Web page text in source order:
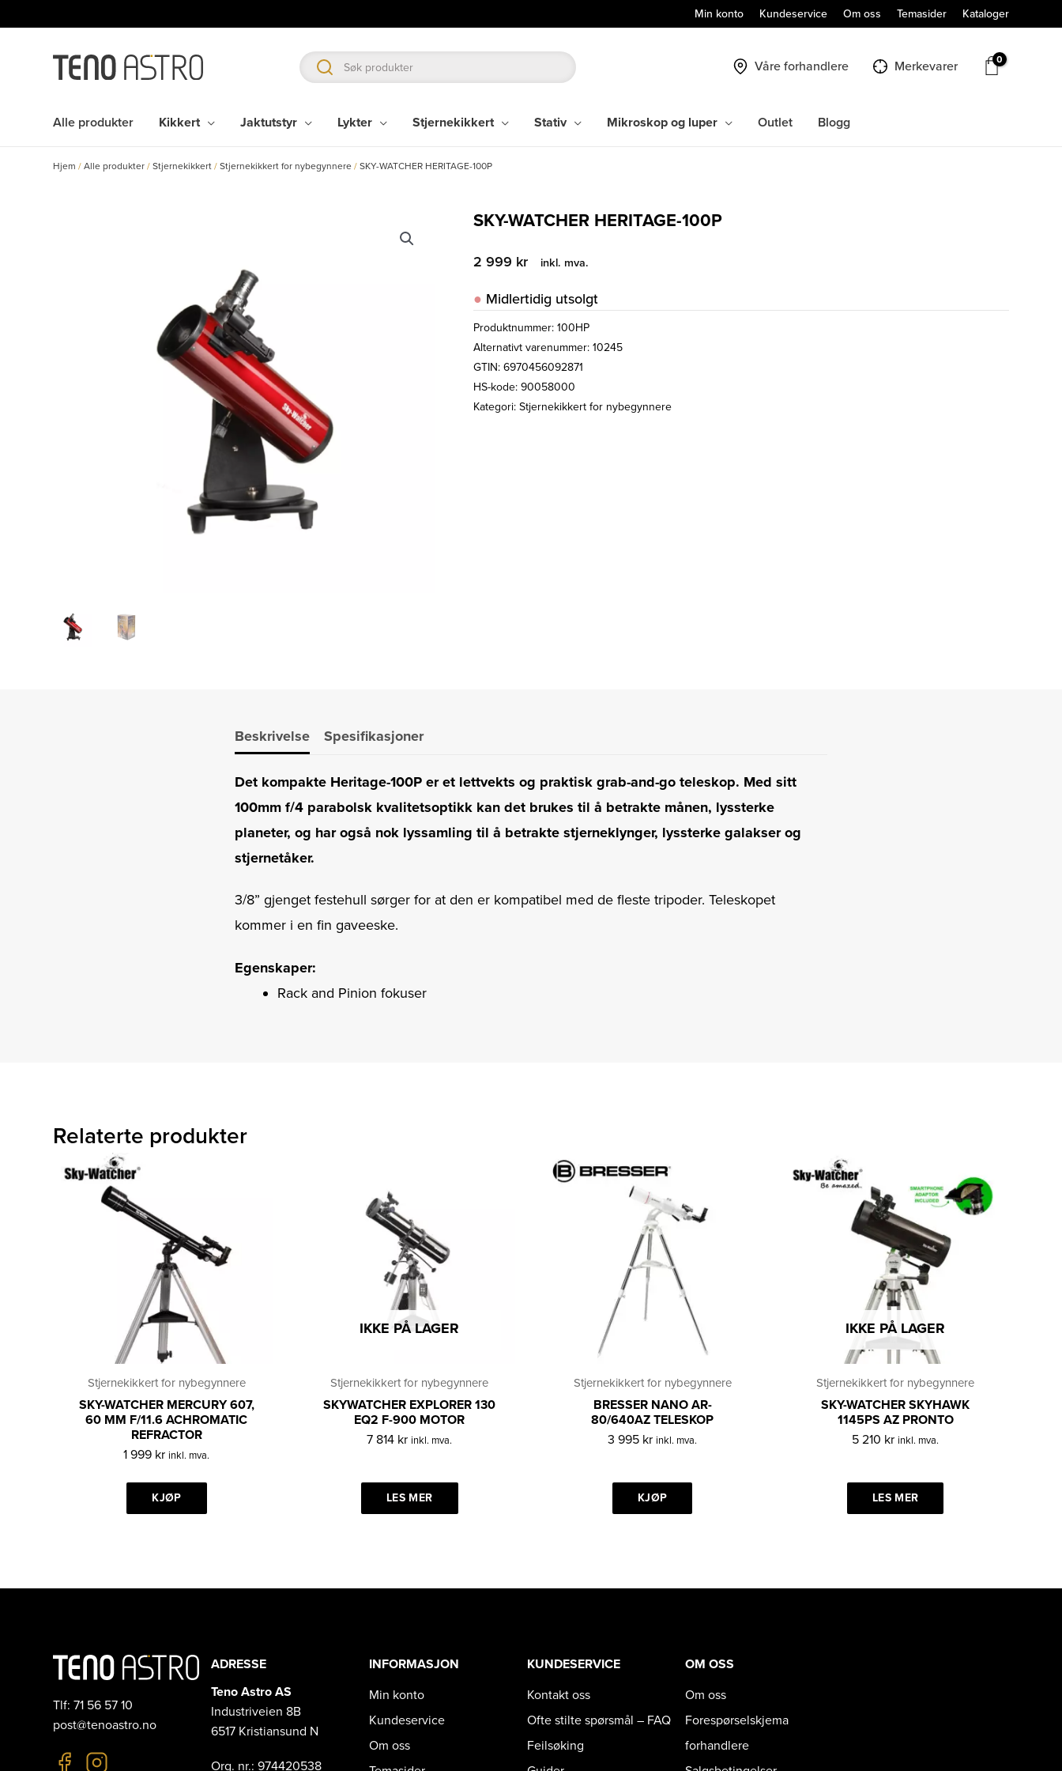
rett
Min konto Kundeservice Om oss Temasider Kataloger
Våre forhandlere Merkevarer
Alle produkter Kikkert Jaktutstyr Lykter Stjernekikkert Stativ Mikroskop og luper Outlet Blogg
Hjem /Alle produkter /Stjernekikkert /Stjernekikkert for nybegynnere /SKY-WATCHER HERITAGE-100P
SKY-WATCHER HERITAGE-100P
2 999 kr inkl. mva.
Midlertidig utsolgt
Produktnummer:100HP
Alternativt varenummer: 10245
GTIN: 6970456092871
HS-kode: 90058000
Kategori:Stjernekikkert for nybegynnere
Beskrivelse Spesifikasjoner
Det kompakte Heritage-100P er et lettvekts og praktisk grab-and-go teleskop. Med sitt
100mm f/4 parabolsk kvalitetsoptikk kan det brukes til å betrakte månen, lyssterke
planeter, og har også nok lyssamling til å betrakte stjerneklynger, lyssterke galakser og
stjernetåker.
3/8” gjenget festehull sørger for at den er kompatibel med de fleste tripoder. Teleskopet
kommer i en fin gaveeske.
Egenskaper:
Rack and Pinion fokuser
Relaterte produkter
Stjernekikkert for nybegynnere
SKY-WATCHER MERCURY 607,
60 MM F/11.6 ACHROMATIC
REFRACTOR
1 999 kr inkl. mva.
KJØP
IKKE PÅ LAGER
Stjernekikkert for nybegynnere
SKYWATCHER EXPLORER 130
EQ2 F-900 MOTOR
7 814 kr inkl. mva.
LES MER
Stjernekikkert for nybegynnere
BRESSER NANO AR-
80/640AZ TELESKOP
3 995 kr inkl. mva.
KJØP
IKKE PÅ LAGER
Stjernekikkert for nybegynnere
SKY-WATCHER SKYHAWK
1145PS AZ PRONTO
5 210 kr inkl. mva.
LES MER
Tlf: 71 56 57 10
post@tenoastro.no
ADRESSE
Teno Astro AS
Industriveien 8B
6517 Kristiansund N
Org. nr.: 974420538
INFORMASJON
Min konto
Kundeservice
Om oss
KUNDESERVICE
Kontakt oss
Ofte stilte spørsmål – FAQ
Feilsøking
OM OSS
Om oss
Forespørselskjema
forhandlere